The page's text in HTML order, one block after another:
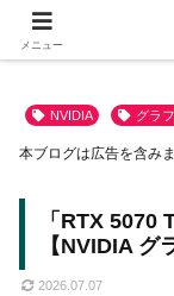
NVIDIA グラ
「RTX 5070
【NVIDIA グ
2026.07.07
本ブログは広告を含み
メニュー